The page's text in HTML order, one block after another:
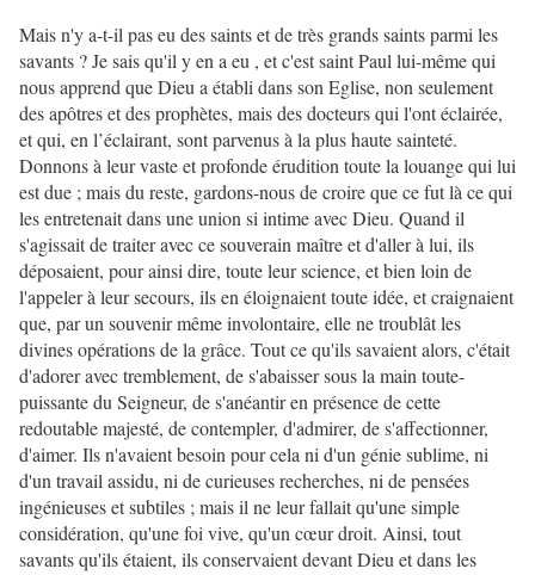
Mais n'y a-t-il pas eu des saints et de très grands saints parmi les
savants ? Je sais qu'il y en a eu , et c'est saint Paul lui-même qui
nous apprend que Dieu a établi dans son Eglise, non seulement
des apôtres et des prophètes, mais des docteurs qui l'ont éclairée,
et qui, en l’éclairant, sont parvenus à la plus haute sainteté.
Donnons à leur vaste et profonde érudition toute la louange qui lui
est due ; mais du reste, gardons-nous de croire que ce fut là ce qui
les entretenait dans une union si intime avec Dieu. Quand il
s'agissait de traiter avec ce souverain maître et d'aller à lui, ils
déposaient, pour ainsi dire, toute leur science, et bien loin de
l'appeler à leur secours, ils en éloignaient toute idée, et craignaient
que, par un souvenir même involontaire, elle ne troublât les
divines opérations de la grâce. Tout ce qu'ils savaient alors, c'était
d'adorer avec tremblement, de s'abaisser sous la main toute-
puissante du Seigneur, de s'anéantir en présence de cette
redoutable majesté, de contempler, d'admirer, de s'affectionner,
d'aimer. Ils n'avaient besoin pour cela ni d'un génie sublime, ni
d'un travail assidu, ni de curieuses recherches, ni de pensées
ingénieuses et subtiles ; mais il ne leur fallait qu'une simple
considération, qu'une foi vive, qu'un cœur droit. Ainsi, tout
savants qu'ils étaient, ils conservaient devant Dieu et dans les